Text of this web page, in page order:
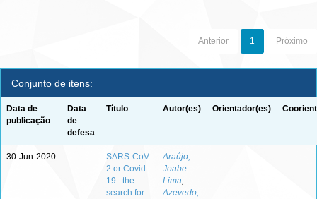
Anterior 1 Próximo
Conjunto de itens:
Data de
publicação
Data
de
defesa
Título Autor(es) Orientador(es)
30-Jun-2020 -
SARS-CoV-
2 or Covid-
19 : the
search for
Araújo,
Joabe
Lima;
Azevedo,
- -